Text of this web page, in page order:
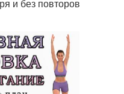
и без повторов